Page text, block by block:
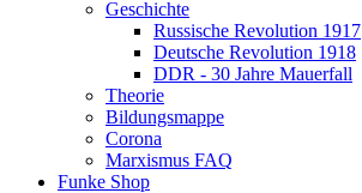
Geschichte
Russische Revolution 1917
Deutsche Revolution 1918
DDR - 30 Jahre Mauerfall
Theorie
Bildungsmappe
Corona
Marxismus FAQ
Funke Shop